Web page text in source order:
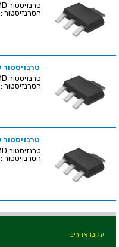
הטרנזיסטור : FZT558 ♦ מבנה הטרנזי...
טרנזיסטור PNP - 400V 0.5A - 50MHZ - SMD
הטרנזיסטור : FZT758 ♦ מבנה הטרנזי...
טרנזיסטור PNP - 500V 0.05A - 60MHZ - SMD
הטרנזיסטור : FZT560 ♦ מבנה הטרנז...
עקבו אחרינו